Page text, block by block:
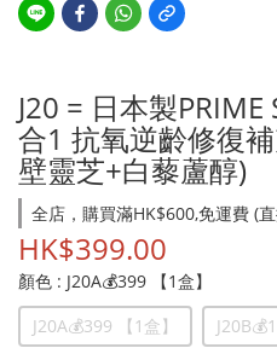
J20 = 日本製
合1 抗氧逆齡修復
壁靈芝+白藜蘆醇)
全店，購買滿HK$600,免運費 (
HK$399.00
顏色 : J20A💰399 【1盒】
J20A💰399 【1盒】